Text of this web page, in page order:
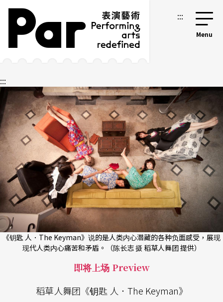
跳到主要内容区块
网站导览 :::
:::
《钥匙 人．The Keyman》说的是人类内心潜藏的各种负面感受，展现
现代人类内心痛苦和矛盾。（陈长志 摄 稻草人舞团 提供）
即将上场 Preview
稻草人舞团《钥匙 人．The Keyman》